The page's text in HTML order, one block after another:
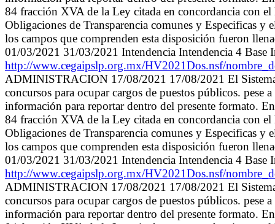
84 fracción XVA de la Ley citada en concordancia con
Obligaciones de Transparencia comunes y Especificas
los campos que comprenden esta disposición fueron
01/03/2021 31/03/2021 Intendencia Intendencia 4 Base
http://www.cegaipslp.org.mx/HV2021Dos.nsf/
ADMINISTRACION 17/08/2021 17/08/2021 El
concursos para ocupar cargos de puestos públicos.
información para reportar dentro del presente formato.
84 fracción XVA de la Ley citada en concordancia con
Obligaciones de Transparencia comunes y Especificas
los campos que comprenden esta disposición fueron
01/03/2021 31/03/2021 Intendencia Intendencia 4 Base
http://www.cegaipslp.org.mx/HV2021Dos.nsf/
ADMINISTRACION 17/08/2021 17/08/2021 El
concursos para ocupar cargos de puestos públicos.
información para reportar dentro del presente formato.